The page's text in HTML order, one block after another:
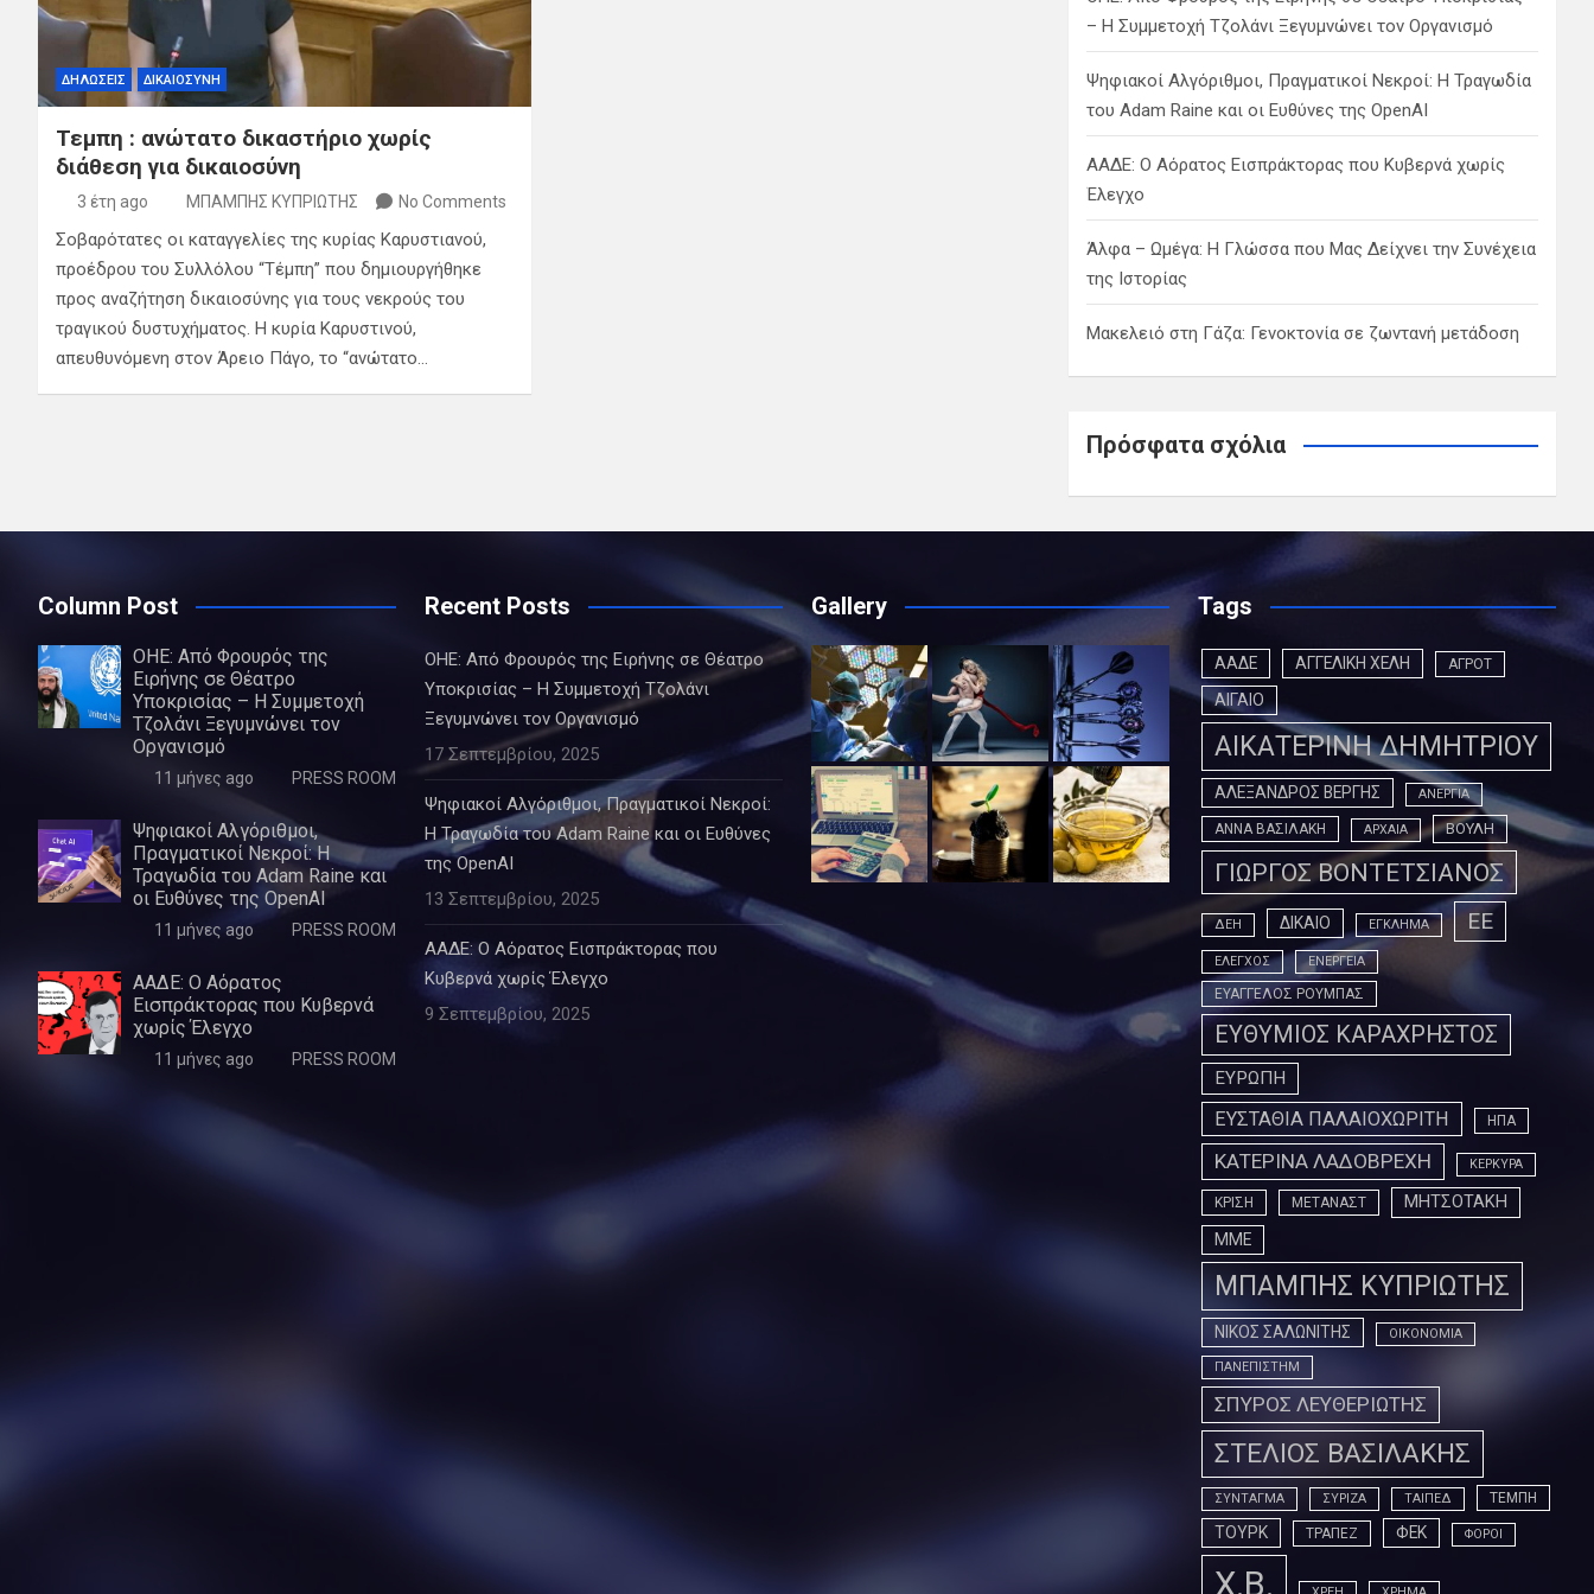
ΔΗΛΩΣΕΙΣ ΔΙΚΑΙΟΣΥΝΗ
Τεμπη : ανώτατο δικαστήριο χωρίς
διάθεση για δικαιοσύνη
3 έτη ago ΜΠΑΜΠΗΣ ΚΥΠΡΙΩΤΗΣ No Comments
Σοβαρότατες οι καταγγελίες της κυρίας Καρυστιανού,
προέδρου του Συλλόλου “Τέμπη” που δημιουργήθηκε
προς αναζήτηση δικαιοσύνης για τους νεκρούς του
τραγικού δυστυχήματος. Η κυρία Καρυστινού,
απευθυνόμενη στον Άρειο Πάγο, το “ανώτατο…
– Η Συμμετοχή Τζολάνι Ξεγυμνώνει τον Οργανισμό
Ψηφιακοί Αλγόριθμοι, Πραγματικοί Νεκροί: Η Τραγωδία
του Adam Raine και οι Ευθύνες της OpenAI
ΑΑΔΕ: Ο Αόρατος Εισπράκτορας που Κυβερνά χωρίς
Έλεγχο
Άλφα – Ωμέγα: Η Γλώσσα που Μας Δείχνει την Συνέχεια
της Ιστορίας
Μακελειό στη Γάζα: Γενοκτονία σε ζωντανή μετάδοση
Πρόσφατα σχόλια
Column Post
ΟΗΕ: Από Φρουρός της
Ειρήνης σε Θέατρο
Υποκρισίας – Η Συμμετοχή
Τζολάνι Ξεγυμνώνει τον
Οργανισμό
11 μήνες ago PRESS ROOM
Ψηφιακοί Αλγόριθμοι,
Πραγματικοί Νεκροί: Η
Τραγωδία του Adam Raine και
οι Ευθύνες της OpenAI
11 μήνες ago PRESS ROOM
ΑΑΔΕ: Ο Αόρατος
Εισπράκτορας που Κυβερνά
χωρίς Έλεγχο
11 μήνες ago PRESS ROOM
Recent Posts
ΟΗΕ: Από Φρουρός της Ειρήνης σε Θέατρο
Υποκρισίας – Η Συμμετοχή Τζολάνι
Ξεγυμνώνει τον Οργανισμό
17 Σεπτεμβρίου, 2025
Ψηφιακοί Αλγόριθμοι, Πραγματικοί Νεκροί:
Η Τραγωδία του Adam Raine και οι Ευθύνες
της OpenAI
13 Σεπτεμβρίου, 2025
ΑΑΔΕ: Ο Αόρατος Εισπράκτορας που
Κυβερνά χωρίς Έλεγχο
9 Σεπτεμβρίου, 2025
Gallery Tags
ΑΑΔΕ ΑΓΓΕΛΙΚΗ ΧΕΛΗ ΑΓΡΟΤ
ΑΙΓΑΙΟ
ΑΙΚΑΤΕΡΙΝΗ ΔΗΜΗΤΡΙΟΥ
ΑΛΕΞΑΝΔΡΟΣ ΒΕΡΓΗΣ ΑΝΕΡΓΙΑ
ΑΝΝΑ ΒΑΣΙΛΑΚΗ ΑΡΧΑΙΑ ΒΟΥΛΗ
ΓΙΩΡΓΟΣ ΒΟΝΤΕΤΣΙΑΝΟΣ
ΔΕΗ ΔΙΚΑΙΟ ΕΓΚΛΗΜΑ ΕΕ
ΕΛΕΓΧΟΣ ΕΝΕΡΓΕΙΑ
ΕΥΑΓΓΕΛΟΣ ΡΟΥΜΠΑΣ
ΕΥΘΥΜΙΟΣ ΚΑΡΑΧΡΗΣΤΟΣ
ΕΥΡΩΠΗ
ΕΥΣΤΑΘΙΑ ΠΑΛΑΙΟΧΩΡΙΤΗ ΗΠΑ
ΚΑΤΕΡΙΝΑ ΛΑΔΟΒΡΕΧΗ ΚΕΡΚΥΡΑ
ΚΡΙΣΗ ΜΕΤΑΝΑΣΤ ΜΗΤΣΟΤΑΚΗ
ΜΜΕ
ΜΠΑΜΠΗΣ ΚΥΠΡΙΩΤΗΣ
ΝΙΚΟΣ ΣΑΛΩΝΙΤΗΣ ΟΙΚΟΝΟΜΙΑ
ΠΑΝΕΠΙΣΤΗΜ
ΣΠΥΡΟΣ ΛΕΥΘΕΡΙΩΤΗΣ
ΣΤΕΛΙΟΣ ΒΑΣΙΛΑΚΗΣ
ΣΥΝΤΑΓΜΑ ΣΥΡΙΖΑ ΤΑΙΠΕΔ ΤΕΜΠΗ
ΤΟΥΡΚ ΤΡΑΠΕΖ ΦΕΚ ΦΟΡΟΙ
Χ.Β.